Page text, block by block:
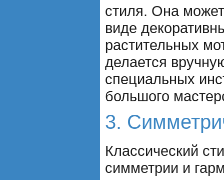
стиля. Она
виде
растительных
делается
специальных
большого
3.
Классический
симметрии и